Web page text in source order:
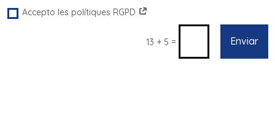
Accepto les polítiques RGPD
13 + 5 = Enviar